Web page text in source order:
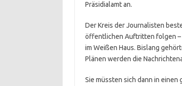
Präsidialamt an.
Der Kreis der Journalisten
öffentlichen Auftritten folgen –
im Weißen Haus. Bislang
Plänen werden die
Sie müssten sich dann in